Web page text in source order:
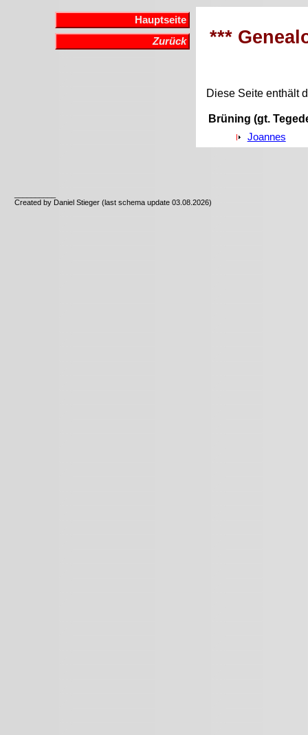
Hauptseite
Zurück
***
Diese Seite enthält
Brüning (gt.
Joannes
Created by Daniel Stieger (last schema update 03.08.2026)